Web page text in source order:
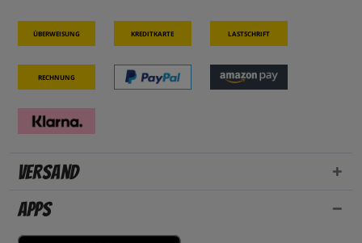
Überweisung Kreditkarte Lastschrift
Rechnung
Versand
Apps